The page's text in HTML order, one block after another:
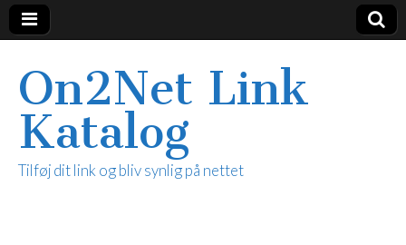
On2Net Link
Katalog
Tilføj dit link og bliv synlig på nettet